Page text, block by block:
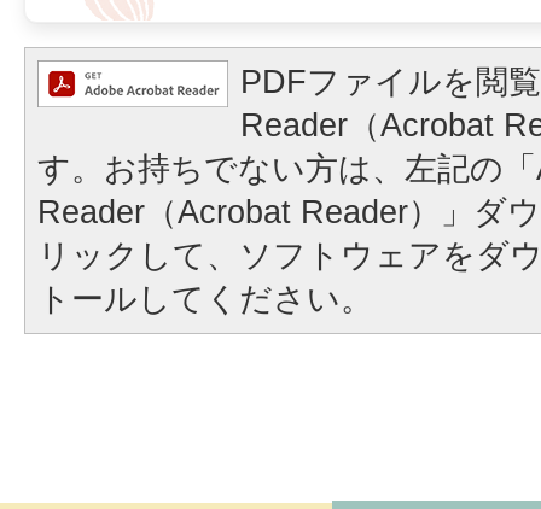
PDFファイルを閲
Reader（Acrobat
す。お持ちでない方は、左記の
Reader（Acrobat Reader）」ダ
リックして、ソフトウェアをダ
トールしてください。